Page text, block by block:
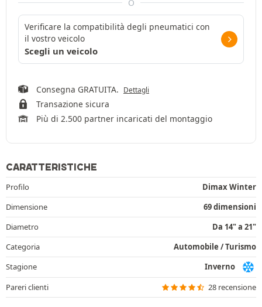
O
Verificare la compatibilità degli pneumatici con
il vostro veicolo
Scegli un veicolo
Consegna GRATUITA. Dettagli
Transazione sicura
Più di 2.500 partner incaricati del montaggio
CARATTERISTICHE
Profilo
Dimax Winter
Dimensione
69 dimensioni
Diametro
Da 14" a 21"
Categoria
Automobile / Turismo
Stagione
Inverno
Pareri clienti
28 recensione